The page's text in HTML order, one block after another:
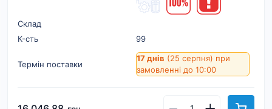
Склад
К-cть
99
Термін поставки
17 днів (25 серпня) при
замовленні до 10:00